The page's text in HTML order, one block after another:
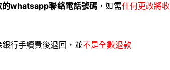
的whatsapp聯絡電話號碼 ，如需任何更改將
銀行手續費後退回，並不是全數退款